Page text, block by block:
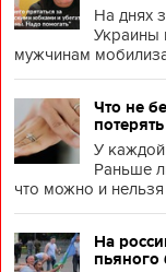
На днях
Украины
мужчинам
Что не
У каждой
Раньше
что можно и нельзя
На